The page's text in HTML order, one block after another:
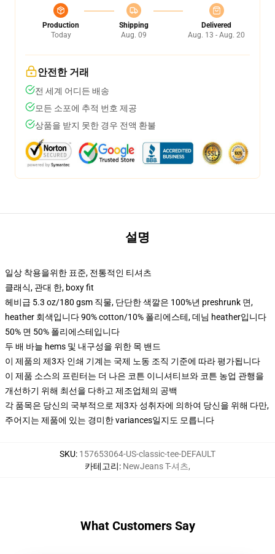
Production
Today
Shipping
Aug. 09
Delivered
Aug. 13 - Aug. 20
안전한 거래
전 세계 어디든 배송
모든 소포에 추적 번호 제공
상품을 받지 못한 경우 전액 환불
설명
일상 착용을위한 표준, 전통적인 티셔츠
클래식, 관대 한, boxy fit
헤비급 5.3 oz/180 gsm 직물, 단단한 색깔은 100%년 preshrunk 면,
heather 회색입니다 90% cotton/10% 폴리에스테, 데님 heather입니다
50% 면 50% 폴리에스테입니다
두 배 바늘 hems 및 내구성을 위한 목 밴드
이 제품의 제3자 인쇄 기계는 국제 노동 조직 기준에 따라 평가됩니다
이 제품 소스의 프린터는 더 나은 코튼 이니셔티브와 코튼 농업 관행을
개선하기 위해 최선을 다하고 제조업체의 공백
각 품목은 당신의 국부적으로 제3자 성취자에 의하여 당신을 위해 다만,
주어지는 제품에 있는 경미한 variances일지도 모릅니다
SKU: 157653064-US-classic-tee-DEFAULT
카테고리: NewJeans T-셔츠,
What Customers Say